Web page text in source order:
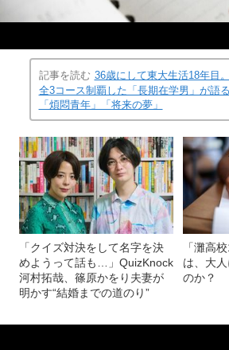
記事を読む 36歳にして東大生活18年目
全3コース制覇した「長期在学男」が語
「煩悶青年」「将来の夢」
「クイズ対決をして名字を決
めようって話も…」QuizKnock
河村拓哉、篠原かをり夫妻が
明かす“結婚までの道のり”
「灘高
は、大
のか？